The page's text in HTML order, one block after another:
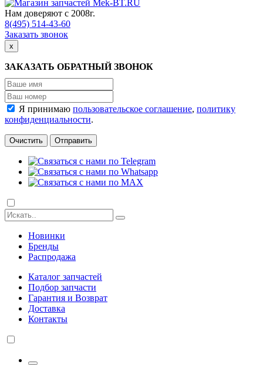
Нам доверяют с 2008г.
8(495) 514-43-60
Заказать звонок
х
ЗАКАЗАТЬ ОБРАТНЫЙ ЗВОНОК
Я принимаю пользовательское соглашение, политику
конфиденциальности.
Новинки
Бренды
Распродажа
Каталог запчастей
Подбор запчасти
Гарантия и Возврат
Доставка
Контакты